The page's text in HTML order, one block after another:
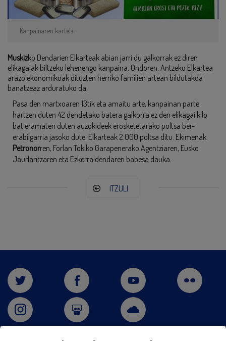
Kanpainaren kartela.
Muskizko Dendarien Elkarteak abian jarri du galkorrak ez diren
elikagaiak biltzeko lehenengo kanpaina. Ondoren, Antzeko Elkartea
arazo ekonomikoak dituzten herriko familien artean bildutakoa
banatzeaz arduratuko da.
Pasa den martxoaren 13tik eta amaitu arte, kanpainan parte
hartzen duten 42 dendetako batera galkorra ez den elikagai kilo
bat eramaten duten auzokideek erosketetarako poltsa ber-
erabilgarria jasoko dute. Elkarteak 2.000 poltsa ditu. Ekimenak
Petronorren, Forlan Tokiko Garapenerako Agentziaren, Eusko
Jaurlaritzaren eta Ezkerraldendaren babesa dauka.
ITZULI